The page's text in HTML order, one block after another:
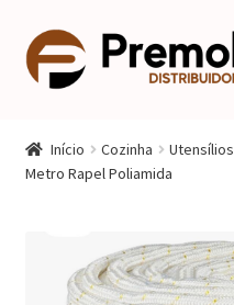
Pular
para
navegação
Pular
para
Quarto
Móveis Infantis
Início Cozinha Utensílios
Metro Rapel Poliamida